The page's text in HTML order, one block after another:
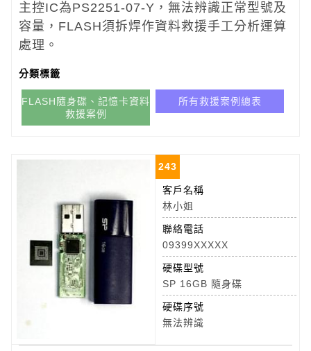
主控IC為PS2251-07-Y，無法辨識正常型號及
容量，FLASH須拆焊作資料救援手工分析運算
處理。
分類標籤
FLASH隨身碟、記憶卡資料
救援案例
所有救援案例總表
243
客戶名稱
林小姐
聯絡電話
09399XXXXX
硬碟型號
SP 16GB 隨身碟
硬碟序號
無法辨識